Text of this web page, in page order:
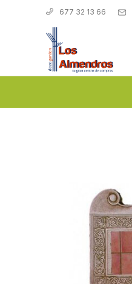
677 32 13 66